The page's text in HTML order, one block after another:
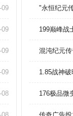
09
的传奇私服，体验全
09
09
09
魔！
08
"永恒纪元
199巅峰战
混沌纪元
1.85战神
176极品微